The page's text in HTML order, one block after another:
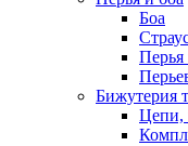
Боа
Перья
Бижутерия
Цепи,